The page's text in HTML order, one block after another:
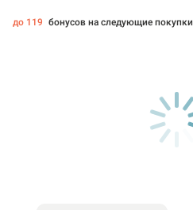
до 119 бонусов на следующие покупки